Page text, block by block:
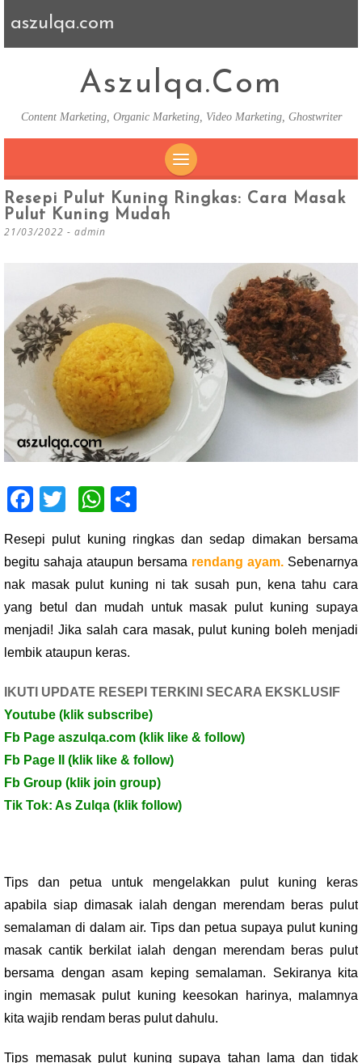
aszulqa.com
Aszulqa.com
Content Marketing, Organic Marketing, Video Marketing, Ghostwriter
SKIP TO CONTENT
Resepi Pulut Kuning Ringkas: Cara Masak
Pulut Kuning Mudah
21/03/2022 - admin
F
ac
e
b
o
o
k
T
wi
tt
er
W
h
at
s
A
p
p
h
ar
e
Resepi pulut kuning ringkas dan sedap dimakan bersama
begitu sahaja ataupun bersama rendang ayam. Sebenarnya
nak masak pulut kuning ni tak susah pun, kena tahu cara
yang betul dan mudah untuk masak pulut kuning supaya
menjadi! Jika salah cara masak, pulut kuning boleh menjadi
lembik ataupun keras.
IKUTI UPDATE RESEPI TERKINI SECARA EKSKLUSIF
Youtube (klik subscribe)
Fb Page aszulqa.com (klik like & follow)
Fb Page II (klik like & follow)
Fb Group (klik join group)
Tik Tok: As Zulqa (klik follow)
Tips dan petua untuk mengelakkan pulut kuning keras
apabila siap dimasak ialah dengan merendam beras pulut
semalaman di dalam air. Tips dan petua supaya pulut kuning
masak cantik berkilat ialah dengan merendam beras pulut
bersama dengan asam keping semalaman. Sekiranya kita
ingin memasak pulut kuning keesokan harinya, malamnya
kita wajib rendam beras pulut dahulu.
Tips memasak pulut kuning supaya tahan lama dan tidak